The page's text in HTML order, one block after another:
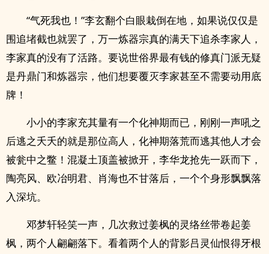
“气死我也！”李玄翻个白眼栽倒在地，如果说仅仅是
围追堵截也就罢了，万一炼器宗真的满天下追杀李家人，
李家真的没有了活路。要说世俗界最有钱的修真门派无疑
是丹鼎门和炼器宗，他们想要覆灭李家甚至不需要动用底
牌！
小小的李家充其量有一个化神期而已，刚刚一声吼之
后逃之夭夭的就是那位高人，化神期落荒而逃其他人才会
被瓮中之鳖！混凝土顶盖被掀开，李华龙抢先一跃而下，
陶亮风、欧冶明君、肖海也不甘落后，一个个身形飘飘落
入深坑。
邓梦轩轻笑一声，几次救过姜枫的灵络丝带卷起姜
枫，两个人翩翩落下。看着两个人的背影吕灵仙恨得牙根